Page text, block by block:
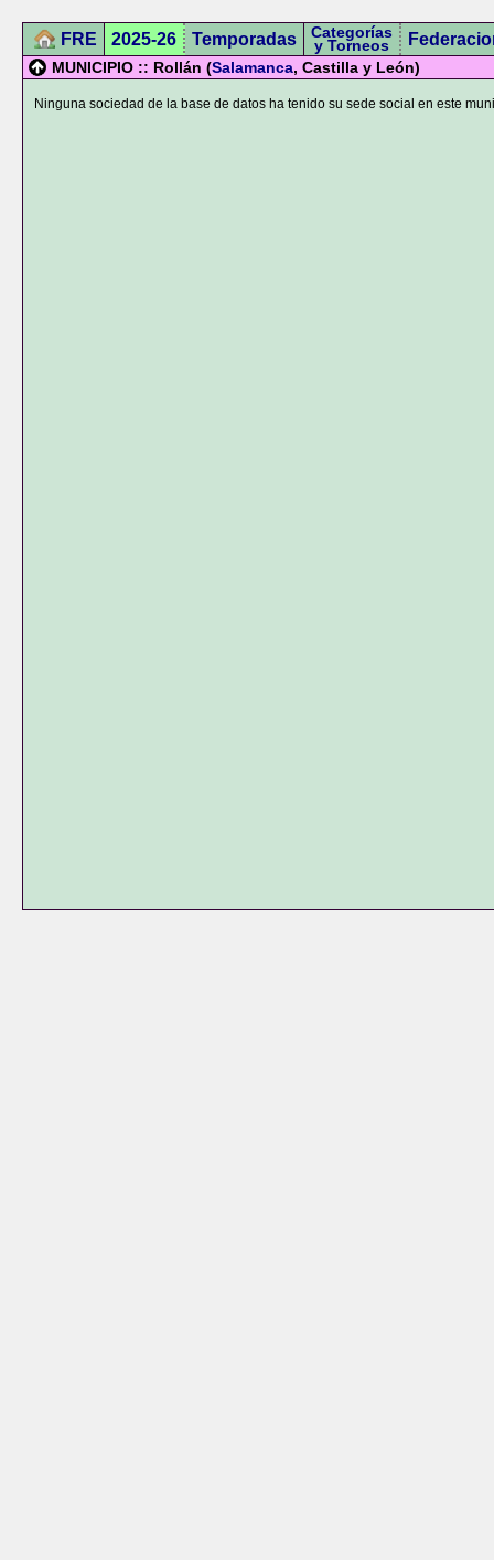
FRE 2025-26 Temporadas Categorías
y Torneos
MUNICIPIO :: Rollán (Salamanca, Castilla y León)
Ninguna sociedad de la base de datos ha tenido su sede social en este